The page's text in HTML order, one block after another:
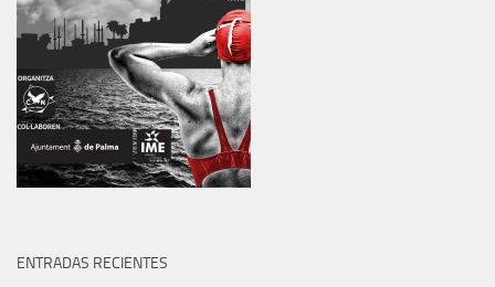
ENTRADAS RECIENTES